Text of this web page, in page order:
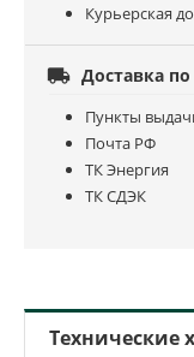
Курьерская
 Доставка
Пункты
Почта РФ
ТК Энергия
ТК СДЭК
Технические